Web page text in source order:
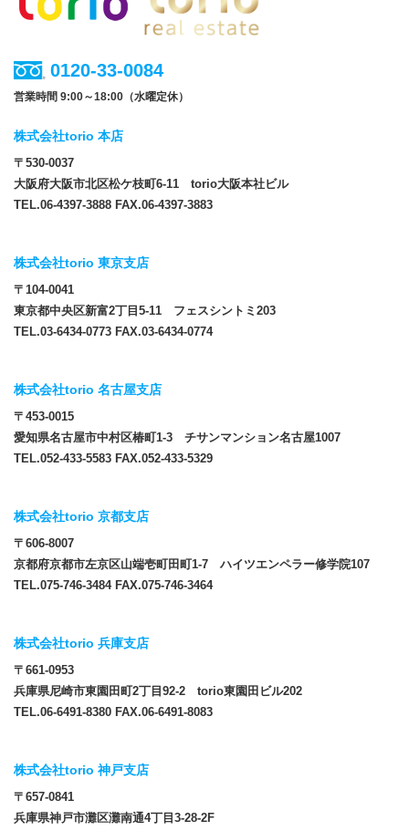
0120-33-0084
営業時間 9:00～18:00（水曜定休）
株式会社torio 本店
〒530-0037
大阪府大阪市北区松ケ枝町6-11 torio大阪本社ビル
TEL.06-4397-3888 FAX.06-4397-3883
株式会社torio 東京支店
〒104-0041
東京都中央区新富2丁目5-11 フェスシントミ203
TEL.03-6434-0773 FAX.03-6434-0774
株式会社torio 名古屋支店
〒453-0015
愛知県名古屋市中村区椿町1-3 チサンマンション名古屋1007
TEL.052-433-5583 FAX.052-433-5329
株式会社torio 京都支店
〒606-8007
京都府京都市左京区山端壱町田町1-7 ハイツエンペラー修学院107
TEL.075-746-3484 FAX.075-746-3464
株式会社torio 兵庫支店
〒661-0953
兵庫県尼崎市東園田町2丁目92-2 torio東園田ビル202
TEL.06-6491-8380 FAX.06-6491-8083
株式会社torio 神戸支店
〒657-0841
兵庫県神戸市灘区灘南通4丁目3-28-2F